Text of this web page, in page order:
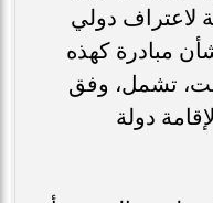
لاعتراف دولي
مبادرة كهذه
تشمل، وفق
دولة